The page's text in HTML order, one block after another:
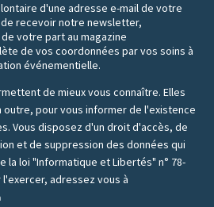
d'une adresse e-mail de votre
recevoir notre newsletter,
votre part au magazine
de vos coordonnées par vos soins à
événementielle.
de mieux vous connaître. Elles
pour vous informer de l'existence
Vous disposez d'un droit d'accès, de
et de suppression des données qui
la loi "Informatique et Libertés" n° 78-
l'exercer, adressez vous à